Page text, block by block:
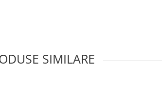
SIMILARE